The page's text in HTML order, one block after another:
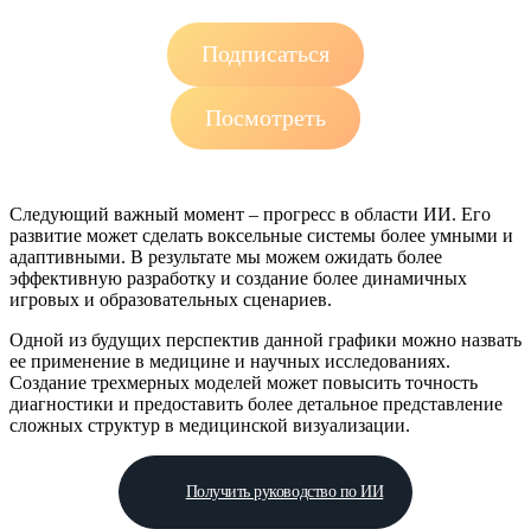
Подписаться
Посмотреть
Следующий важный момент – прогресс в области ИИ. Его
развитие может сделать воксельные системы более умными и
адаптивными. В результате мы можем ожидать более
эффективную разработку и создание более динамичных
игровых и образовательных сценариев.
Одной из будущих перспектив данной графики можно назвать
ее применение в медицине и научных исследованиях.
Создание трехмерных моделей может повысить точность
диагностики и предоставить более детальное представление
сложных структур в медицинской визуализации.
Получить руководство по ИИ